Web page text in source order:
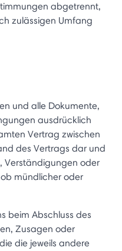
abgetrennt,
zulässigen Umfang
und alle Dokumente,
ausdrücklich
Vertrag zwischen
des Vertrags dar und
Verständigungen oder
mündlicher oder
beim Abschluss des
Zusagen oder
die jeweils andere